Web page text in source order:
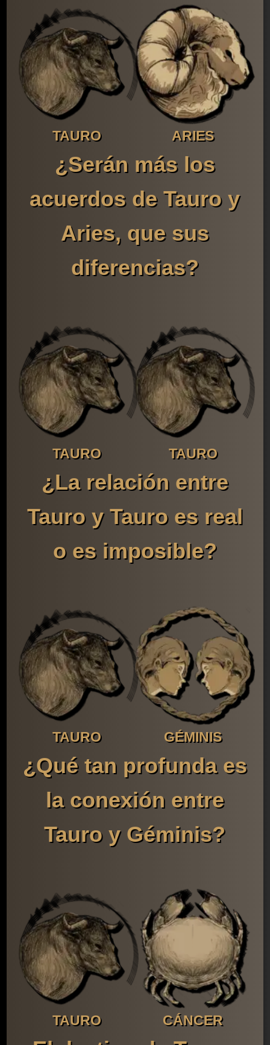
TAURO ARIES
¿Serán más los
acuerdos de Tauro y
Aries, que sus
diferencias?
TAURO TAURO
¿La relación entre
Tauro y Tauro es real
o es imposible?
TAURO GÉMINIS
¿Qué tan profunda es
la conexión entre
Tauro y Géminis?
TAURO CÁNCER